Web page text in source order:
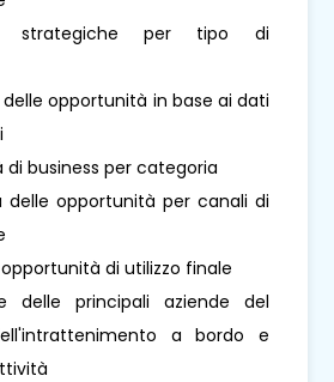
strategiche per tipo di
opportunità in base ai dati
business per categoria
delle opportunità per canali di
di utilizzo finale
delle principali aziende del
a bordo e